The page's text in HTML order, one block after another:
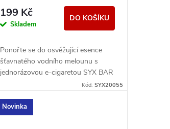
199 Kč
Skladem
DO KOŠÍKU
Ponořte se do osvěžující esence
šťavnatého vodního melounu s
jednorázovou e-cigaretou SYX BAR
Kód: SYX20055
Novinka